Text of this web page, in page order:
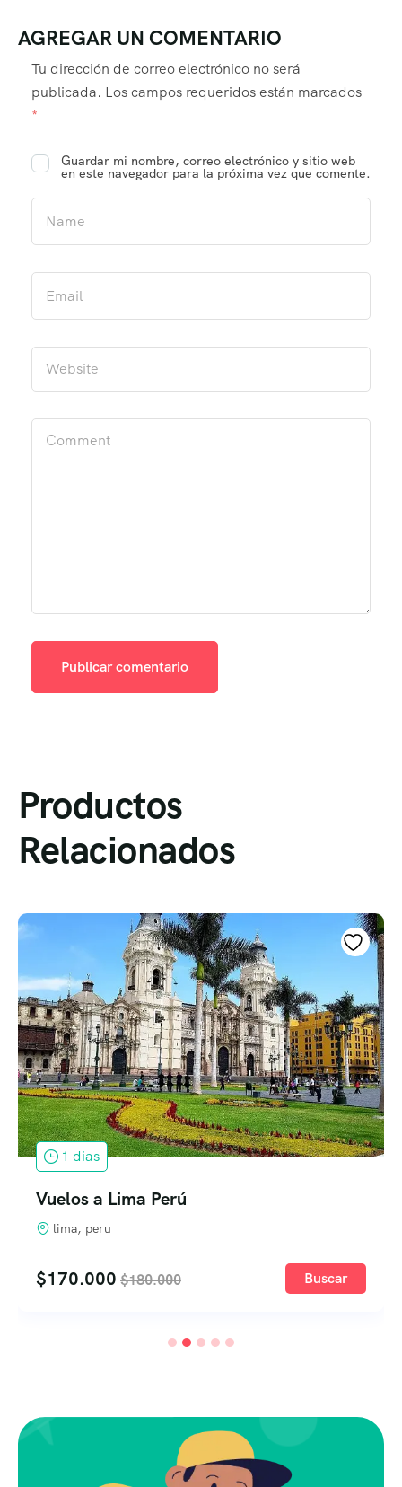
AGREGAR UN COMENTARIO
Tu dirección de correo electrónico no será
publicada. Los campos requeridos están marcados
*
Guardar mi nombre, correo electrónico y sitio web
en este navegador para la próxima vez que comente.
Productos
Relacionados
1 dias
Vuelos a Lima Perú
lima, peru
$170.000 $180.000 Buscar